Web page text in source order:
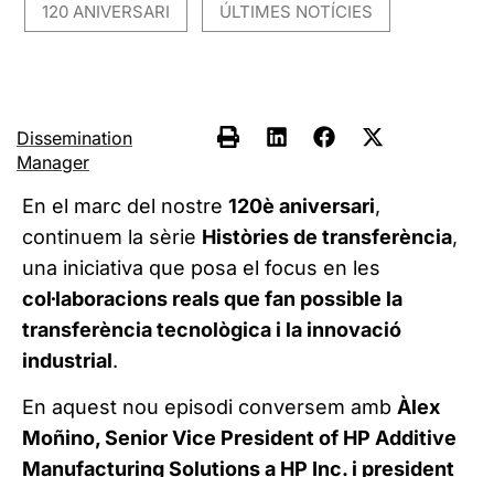
120 ANIVERSARI ÚLTIMES NOTÍCIES
Dissemination
Manager
En el marc del nostre 120è aniversari,
continuem la sèrie Històries de transferència,
una iniciativa que posa el focus en les
col·laboracions reals que fan possible la
transferència tecnològica i la innovació
industrial.
En aquest nou episodi conversem amb Àlex
Moñino, Senior Vice President of HP Additive
Manufacturing Solutions a HP Inc. i president